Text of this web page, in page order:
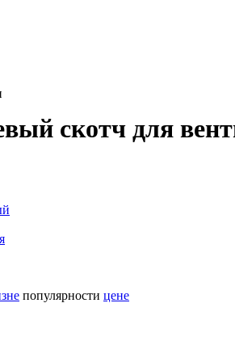
скотч для
популярности цене